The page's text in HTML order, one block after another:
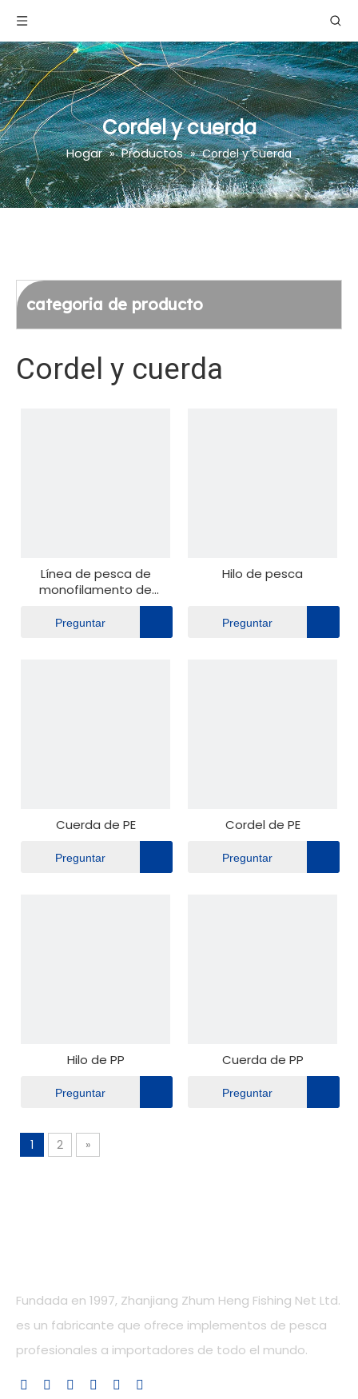
Cordel y cuerda
Hogar » Productos » Cordel y cuerda
categoria de producto
Cordel y cuerda
Línea de pesca de
monofilamento de
Preguntar
Hilo de pesca
Preguntar
Cuerda de PE
Preguntar
Cordel de PE
Preguntar
Hilo de PP
Preguntar
Cuerda de PP
Preguntar
1 2 »
Fundada en 1997, Zhanjiang Zhum Heng Fishing Net Ltd.
es un fabricante que ofrece implementos de pesca
profesionales a importadores de todo el mundo.